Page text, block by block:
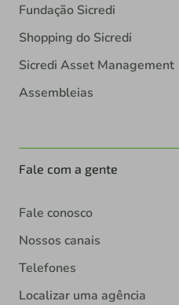
Fundação Sicredi
Shopping do Sicredi
Sicredi Asset Management
Assembleias
Fale com a gente
Fale conosco
Nossos canais
Telefones
Localizar uma agência